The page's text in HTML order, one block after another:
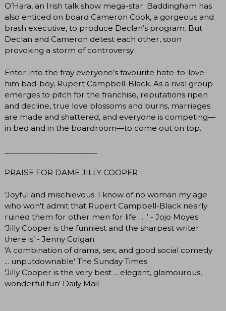
O’Hara, an Irish talk show mega-star. Baddingham has
also enticed on board Cameron Cook, a gorgeous and
brash executive, to produce Declan’s program. But
Declan and Cameron detest each other, soon
provoking a storm of controversy.
Enter into the fray everyone’s favourite hate-to-love-
him bad-boy, Rupert Campbell-Black. As a rival group
emerges to pitch for the franchise, reputations ripen
and decline, true love blossoms and burns, marriages
are made and shattered, and everyone is competing—
in bed and in the boardroom—to come out on top.
PRAISE FOR DAME JILLY COOPER
‘Joyful and mischievous. I know of no woman my age
who won't admit that Rupert Campbell-Black nearly
ruined them for other men for life . . .’ - Jojo Moyes
‘Jilly Cooper is the funniest and the sharpest writer
there is’ - Jenny Colgan
'A combination of drama, sex, and good social comedy
... unputdownable' The Sunday Times
'Jilly Cooper is the very best ... elegant, glamourous,
wonderful fun' Daily Mail